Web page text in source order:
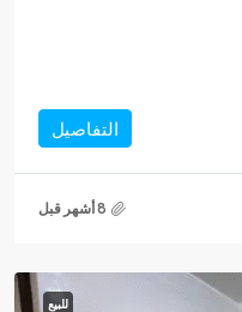
التفاصيل
للبيع